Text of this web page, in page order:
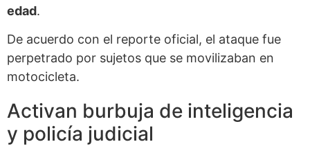
edad.
De acuerdo con el reporte oficial, el ataque fue
perpetrado por sujetos que se movilizaban en
motocicleta.
Activan burbuja de inteligencia
y policía judicial